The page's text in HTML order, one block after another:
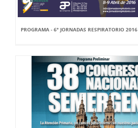
PROGRAMA - 6º JORNADAS RESPIRATORIO 2016